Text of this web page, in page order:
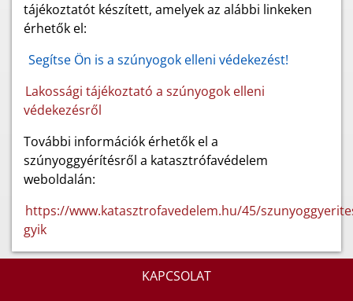
tájékoztatót készített, amelyek az alábbi linkeken
érhetők el:
Segítse Ön is a szúnyogok elleni védekezést!
Lakossági tájékoztató a szúnyogok elleni
védekezésről
További információk érhetők el a
szúnyoggyérítésről a katasztrófavédelem
weboldalán:
https://www.katasztrofavedelem.hu/45/
gyik
KAPCSOLAT